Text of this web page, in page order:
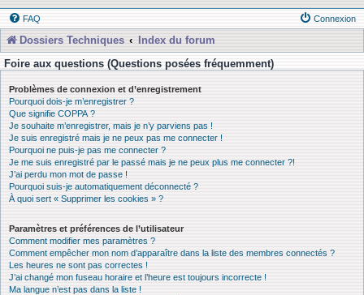
FAQ Connexion
Dossiers Techniques
Index du forum
Foire aux questions (Questions posées fréquemment)
Problèmes de connexion et d’enregistrement
Pourquoi dois-je m’enregistrer ?
Que signifie COPPA ?
Je souhaite m’enregistrer, mais je n’y parviens pas !
Je suis enregistré mais je ne peux pas me connecter !
Pourquoi ne puis-je pas me connecter ?
Je me suis enregistré par le passé mais je ne peux plus me connecter ?!
J’ai perdu mon mot de passe !
Pourquoi suis-je automatiquement déconnecté ?
À quoi sert « Supprimer les cookies » ?
Paramètres et préférences de l’utilisateur
Comment modifier mes paramètres ?
Comment empêcher mon nom d’apparaître dans la liste des membres connectés ?
Les heures ne sont pas correctes !
J’ai changé mon fuseau horaire et l’heure est toujours incorrecte !
Ma langue n’est pas dans la liste !